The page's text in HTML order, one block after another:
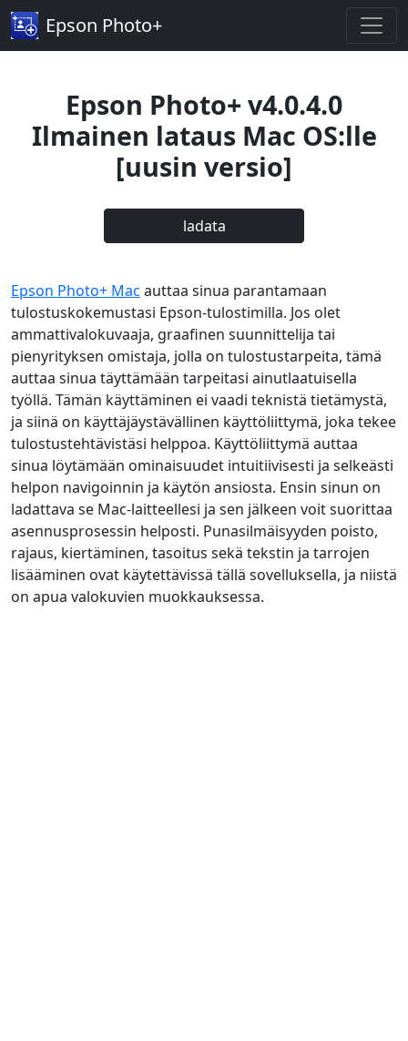
Epson Photo+
Epson Photo+ v4.0.4.0
Ilmainen lataus Mac OS:lle
[uusin versio]
ladata
Epson Photo+ Mac auttaa sinua parantamaan
tulostuskokemustasi Epson-tulostimilla. Jos olet
ammattivalokuvaaja, graafinen suunnittelija tai
pienyrityksen omistaja, jolla on tulostustarpeita, tämä
auttaa sinua täyttämään tarpeitasi ainutlaatuisella
työllä. Tämän käyttäminen ei vaadi teknistä tietämystä,
ja siinä on käyttäjäystävällinen käyttöliittymä, joka tekee
tulostustehtävistäsi helppoa. Käyttöliittymä auttaa
sinua löytämään ominaisuudet intuitiivisesti ja selkeästi
helpon navigoinnin ja käytön ansiosta. Ensin sinun on
ladattava se Mac-laitteellesi ja sen jälkeen voit suorittaa
asennusprosessin helposti. Punasilmäisyyden poisto,
rajaus, kiertäminen, tasoitus sekä tekstin ja tarrojen
lisääminen ovat käytettävissä tällä sovelluksella, ja niistä
on apua valokuvien muokkauksessa.